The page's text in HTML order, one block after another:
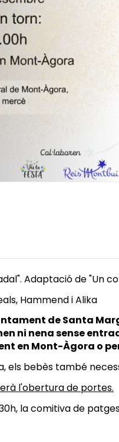
Adaptació de "Un
Hammend i Alika
de Santa
ni nena sense
en Mont-Àgora o
els bebès també
l'obertura de portes.
la comitiva de